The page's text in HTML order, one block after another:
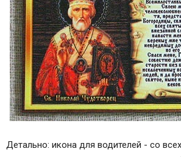
Детально: икона для водителей - со